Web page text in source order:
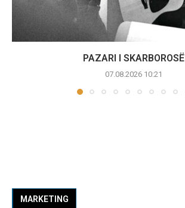
PAZARI I SKARBOROSË
07.08.2026 10:21
MARKETING